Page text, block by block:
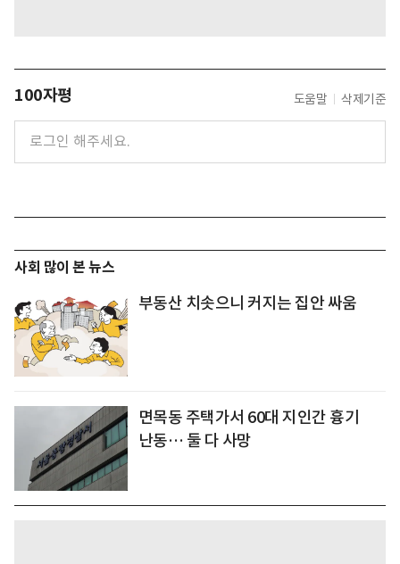
100자평 도움말 삭제기준
사회 많이 본 뉴스
부동산 치솟으니 커지는 집안 싸움
면목동 주택가서 60대 지인간 흉기
난동… 둘 다 사망